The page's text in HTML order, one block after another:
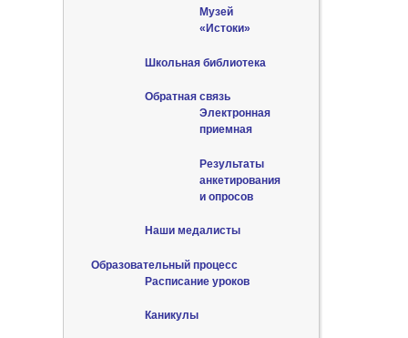
Музей
«Истоки»
Школьная библиотека
Обратная связь
Электронная
приемная
Результаты
анкетирования
и опросов
Наши медалисты
Образовательный процесс
Расписание уроков
Каникулы